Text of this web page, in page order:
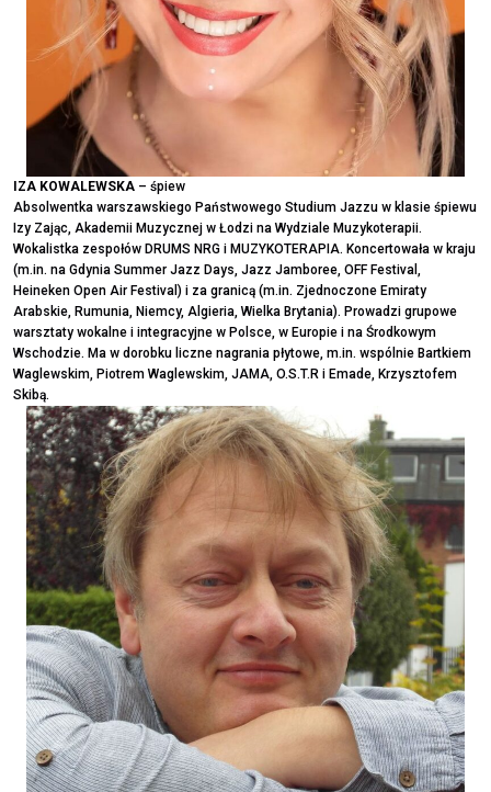
IZA KOWALEWSKA – śpiew
Absolwentka warszawskiego Państwowego Studium Jazzu w klasie śpiewu
Izy Zając, Akademii Muzycznej w Łodzi na Wydziale Muzykoterapii.
Wokalistka zespołów DRUMS NRG i MUZYKOTERAPIA. Koncertowała w kraju
(m.in. na Gdynia Summer Jazz Days, Jazz Jamboree, OFF Festival,
Heineken Open Air Festival) i za granicą (m.in. Zjednoczone Emiraty
Arabskie, Rumunia, Niemcy, Algieria, Wielka Brytania). Prowadzi grupowe
warsztaty wokalne i integracyjne w Polsce, w Europie i na Środkowym
Wschodzie. Ma w dorobku liczne nagrania płytowe, m.in. wspólnie Bartkiem
Waglewskim, Piotrem Waglewskim, JAMA, O.S.T.R i Emade, Krzysztofem
Skibą.